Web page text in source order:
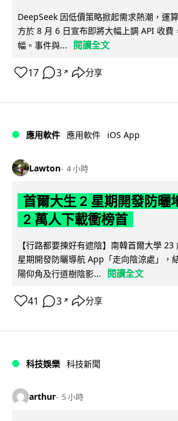
DeepSeek 因低價策略掀起需求熱潮，運
方於 8 月 6 日宣布即將大幅上調 API 收費
幅。事件與...
閱讀全文
17 3 ↗ 分享
應用軟件 應用軟件 iOS App
Lawton 4 小時
首爾大生 2 星期開發防曬
2 萬人下載衝榜首
【行路都要揀好有遮陰】南韓首爾大學
星期開發防曬導航 App「走向陰涼處」，
陽仰角及行道樹陰影...
閱讀全文
41 3 ↗ 分享
科技娛樂 科技新聞
arthur 5 小時